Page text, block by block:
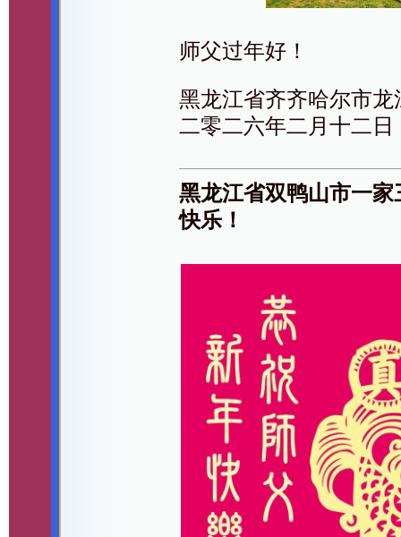
师父过年好！
黑龙江省齐齐哈尔市
二零二六年二月十二日
黑龙江省双鸭山市一
快乐！